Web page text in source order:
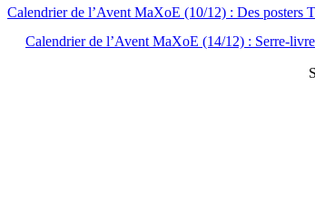
Calendrier de l’Avent MaXoE (10/12) : Des posters
Calendrier de l’Avent MaXoE (14/12) : Serre-